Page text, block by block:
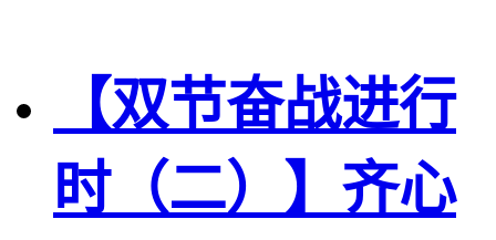
【双节奋战进行
时（二）】齐心